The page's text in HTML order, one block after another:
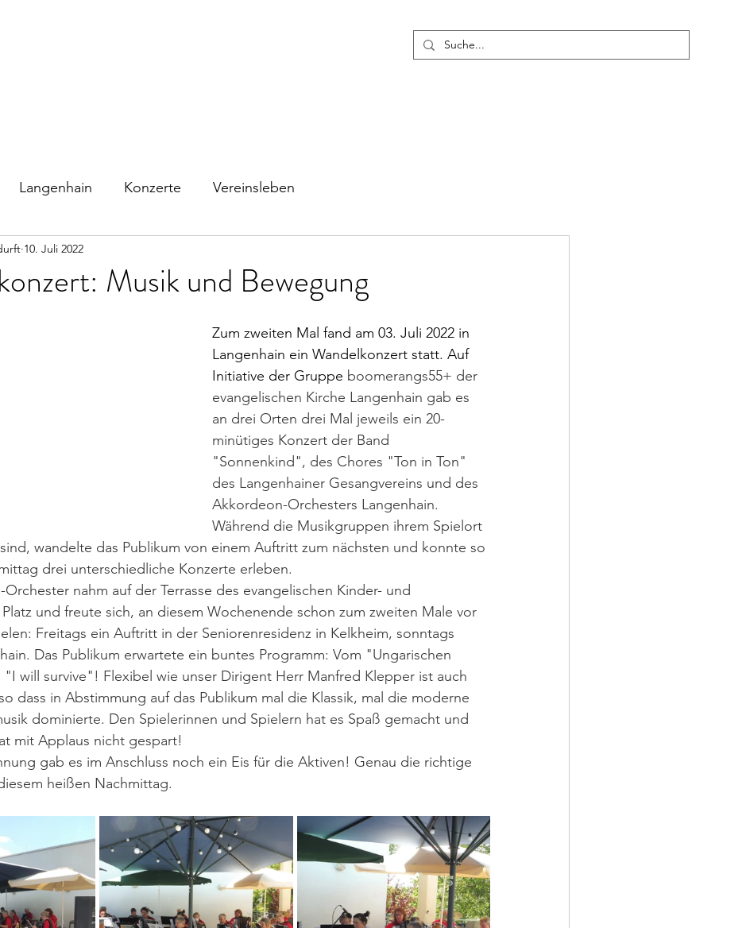
Langenhain Konzerte Vereinsleben
Musik und Bewegung
10. Juli 2022
Zum zweiten Mal fand am 03. Juli 2022 in
Langenhain ein Wandelkonzert statt. Auf
Initiative der Gruppe boomerangs55+ der
evangelischen Kirche Langenhain gab es
an drei Orten drei Mal jeweils ein 20-
minütiges Konzert der Band
"Sonnenkind", des Chores "Ton in Ton"
des Langenhainer Gesangvereins und des
Akkordeon-Orchesters Langenhain.
Während die Musikgruppen ihrem Spielort
wandelte das Publikum von einem Auftritt zum nächsten und konnte so
drei unterschiedliche Konzerte erleben.
nahm auf der Terrasse des evangelischen Kinder- und
Platz und freute sich, an diesem Wochenende schon zum zweiten Male vor
Freitags ein Auftritt in der Seniorenresidenz in Kelkheim, sonntags
Das Publikum erwartete ein buntes Programm: Vom "Ungarischen
"I will survive"! Flexibel wie unser Dirigent Herr Manfred Klepper ist auch
dass in Abstimmung auf das Publikum mal die Klassik, mal die moderne
dominierte. Den Spielerinnen und Spielern hat es Spaß gemacht und
mit Applaus nicht gespart!
gab es im Anschluss noch ein Eis für die Aktiven! Genau die richtige
heißen Nachmittag.